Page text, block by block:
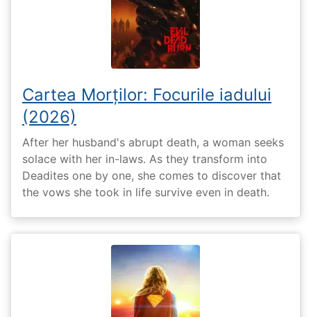
Cartea Morților: Focurile iadului
(2026)
After her husband's abrupt death, a woman seeks
solace with her in-laws. As they transform into
Deadites one by one, she comes to discover that
the vows she took in life survive even in death.